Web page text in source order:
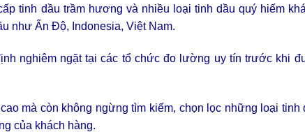
tinh dầu trầm hương và nhiều loại tinh dầu quý hiếm
như Ấn Độ, Indonesia, Việt Nam.
nghiêm ngặt tại các tổ chức đo lường uy tín trước khi
mà còn không ngừng tìm kiếm, chọn lọc những loại tinh
của khách hàng.